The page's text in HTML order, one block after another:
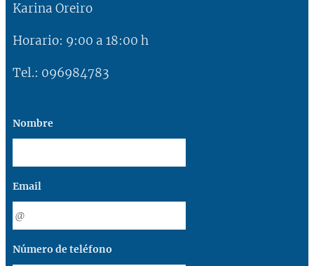
Karina Oreiro
Horario: 9:00 a 18:00 h
Tel.: 096984783
Nombre
Email
Número de teléfono